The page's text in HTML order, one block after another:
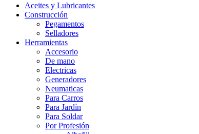
Aceites y Lubricantes
Construcción
Pegamentos
Selladores
Herramientas
Accesorio
De mano
Electricas
Generadores
Neumaticas
Para Carros
Para Jardín
Para Soldar
Por Profesión